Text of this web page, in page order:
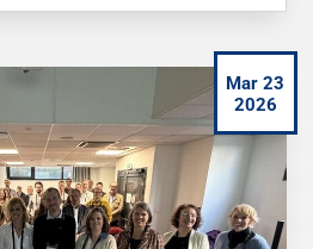
Mar 23
2026